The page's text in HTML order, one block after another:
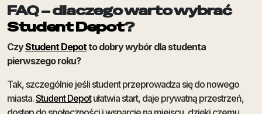
FAQ – dlaczego warto wybrać
Student Depot?
CzyStudent Depotto dobry wybór dla studenta
pierwszego roku?
Tak, szczególnie jeśli student przeprowadza się do nowego
miasta.Student Depotułatwia start, daje prywatną przestrzeń,